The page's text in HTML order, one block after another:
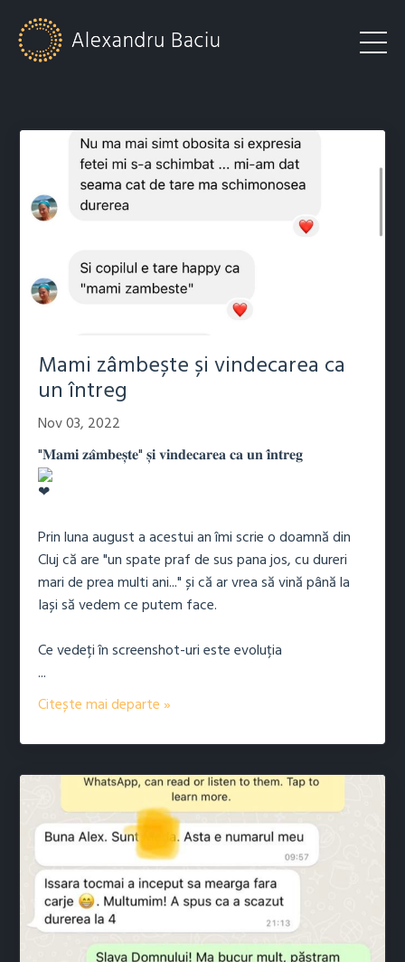
Mami zâmbește și vindecarea ca
un întreg
Nov 03, 2022
"𝐌𝐚𝐦𝐢 𝐳𝐚̂𝐦𝐛𝐞𝐬̦𝐭𝐞" 𝐬̦𝐢 𝐯𝐢𝐧𝐝𝐞𝐜𝐚𝐫𝐞𝐚 𝐜𝐚 𝐮𝐧 𝐢̂𝐧𝐭𝐫𝐞𝐠
Prin luna august a acestui an îmi scrie o doamnă din
Cluj că are "un spate praf de sus pana jos, cu dureri
mari de prea multi ani..." și că ar vrea să vină până la
Iași să vedem ce putem face.
Ce vedeți în screenshot-uri este evoluția
...
Citește mai departe »